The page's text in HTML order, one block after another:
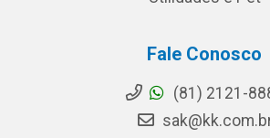
Fale Conosco
(81) 2121-